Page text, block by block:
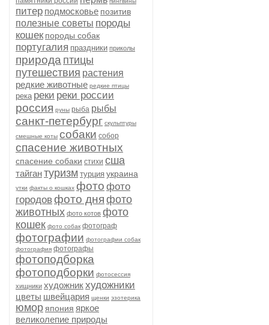
питер подмосковье позитив
полезные советы породы
кошек породы собак
португалия праздники приколы
природа птицы
путешествия растения
редкие животные редкие птицы
река реки реки россии
россия руны рыба рыбы
санкт-петербург скульптуры
смешные коты собаки собор
спасение животных
спасение собаки стихи сша
тайгантуризм турция украина
утки факты о кошках фото фото
городовфото дня фото
животных фото котов фото
кошек фото собак фотограф
фотографии фотографии собак
фотография фотографы
фотоподборка
фотоподборки фотосессия
хищники художникхудожники
цветы швейцария щенки эзотерика
юмор япония яркое
великолепие природы